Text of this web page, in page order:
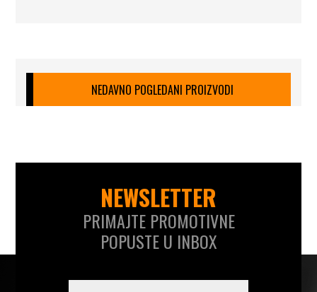
NEDAVNO POGLEDANI PROIZVODI
NEWSLETTER
PRIMAJTE PROMOTIVNE
POPUSTE U INBOX